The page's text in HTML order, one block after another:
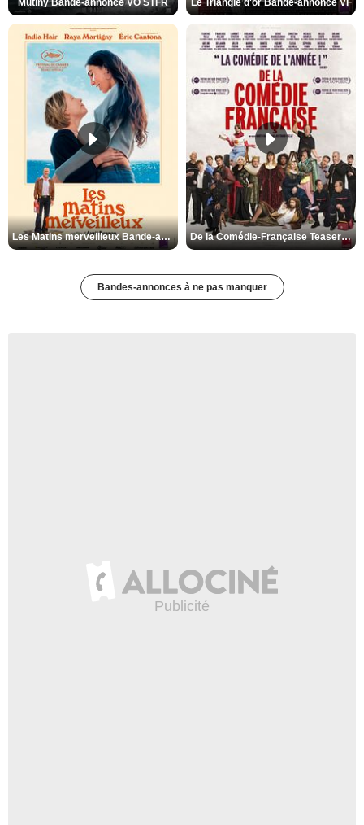
Mutiny Bande-annonce VO STFR Le Triangle d'or Bande-annonce VF
Les Matins merveilleux Bande-annonce VF De la Comédie-Française Teaser VF
Bandes-annonces à ne pas manquer